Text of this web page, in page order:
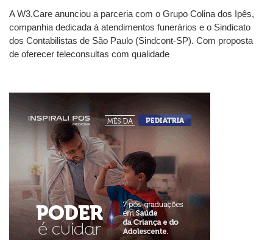
A W3.Care anunciou a parceria com o Grupo Colina dos Ipês,
companhia dedicada à atendimentos funerários e o Sindicato
dos Contabilistas de São Paulo (Sindcont-SP). Com proposta
de oferecer teleconsultas com qualidade